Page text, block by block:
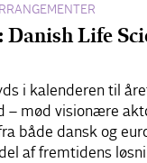
Danish Life
i kalenderen til
– mød visionære
både dansk og
af fremtidens